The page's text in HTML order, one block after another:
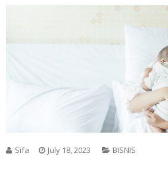
Sifa July 18, 2023 BISNIS